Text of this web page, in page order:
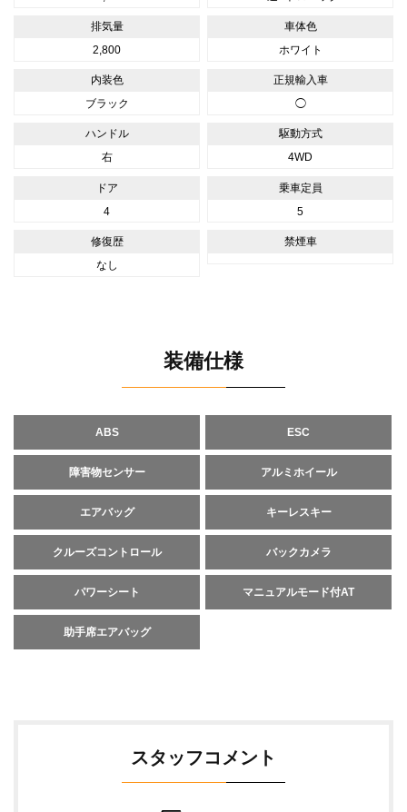
排気量
2,800
車体色
ホワイト
内装色
ブラック
正規輸入車
◯
ハンドル
右
駆動方式
4WD
ドア
4
乗車定員
5
修復歴
なし
禁煙車
装備仕様
ABS ESC
障害物センサー アルミホイール
エアバッグ キーレスキー
クルーズコントロール バックカメラ
パワーシート マニュアルモード付AT
助手席エアバッグ
スタッフコメント